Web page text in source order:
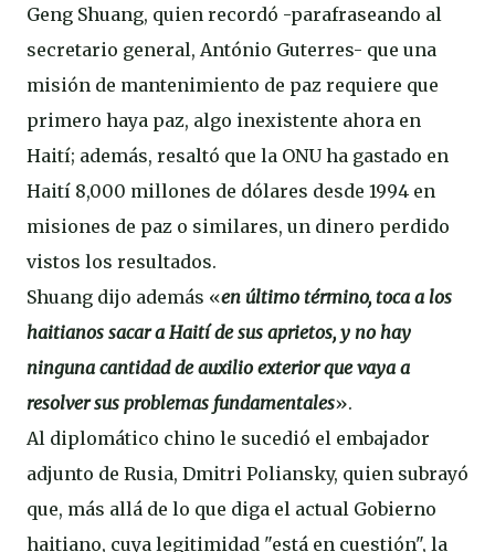
Geng Shuang, quien recordó -parafraseando al
secretario general, António Guterres- que una
misión de mantenimiento de paz requiere que
primero haya paz, algo inexistente ahora en
Haití; además, resaltó que la ONU ha gastado en
Haití 8,000 millones de dólares desde 1994 en
misiones de paz o similares, un dinero perdido
vistos los resultados.
Shuang dijo además «en último término, toca a los
haitianos sacar a Haití de sus aprietos, y no hay
ninguna cantidad de auxilio exterior que vaya a
resolver sus problemas fundamentales».
Al diplomático chino le sucedió el embajador
adjunto de Rusia, Dmitri Poliansky, quien subrayó
que, más allá de lo que diga el actual Gobierno
haitiano, cuya legitimidad "está en cuestión", la